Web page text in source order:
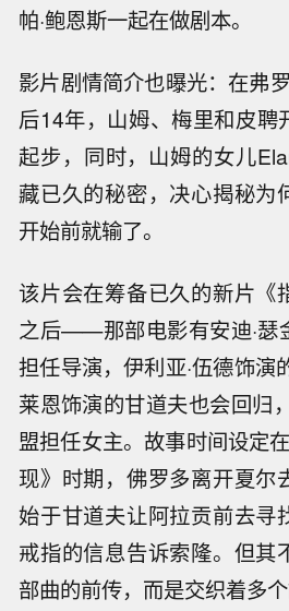
帕·鲍恩斯一起在做剧本。
影片剧情简介也曝光：在弗
后14年，山姆、梅里和皮聘
起步，同时，山姆的女儿
藏已久的秘密，决心揭秘为
开始前就输了。
该片会在筹备已久的新片《
之后——那部电影有安迪·瑟
担任导演，伊利亚·伍德饰演
莱恩饰演的甘道夫也会回归
盟担任女主。故事时间设定
现》时期，佛罗多离开夏尔
始于甘道夫让阿拉贡前去寻
戒指的信息告诉索隆。但其
部曲的前传，而是交织着多个